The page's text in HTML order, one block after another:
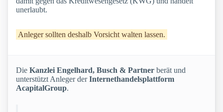
unerlaubt.
Anleger sollten deshalb Vorsicht walten lassen.
Die Kanzlei Engelhard, Busch & Partner berät und
unterstützt Anleger derInternethandelsplattform
AcapitalGroup.